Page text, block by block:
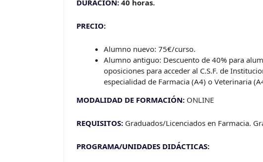
DURACIÓN:40 horas.
PRECIO:
Alumno nuevo: 75€/curso.
Alumno antiguo: Descuento de 40% para
oposiciones para acceder al C.S.F. de
especialidad de Farmacia (A4) o Veterinaria
MODALIDAD DE FORMACIÓN: ONLINE
REQUISITOS: Graduados/Licenciados en Farmacia.
PROGRAMA/UNIDADES DIDÁCTICAS: